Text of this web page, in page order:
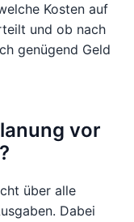
Kosten auf
und ob nach
genügend Geld
vor
über alle
Dabei